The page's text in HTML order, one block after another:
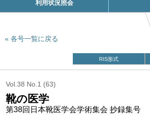
利用状況照会
各号一覧に戻る
RIS形式
Vol.38 No.1 (63)
靴の医学
第38回日本靴医学会学術集会 抄録集号